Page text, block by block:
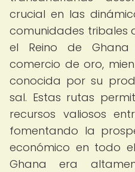
crucial en las
comunidades tribales
el Reino de
comercio de oro,
conocida por su
sal. Estas rutas
recursos valiosos
fomentando la
económico en todo
Ghana era